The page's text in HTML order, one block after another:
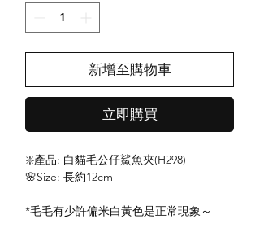
新增至購物車
立即購買
❇️產品: 白貓毛公仔鯊魚夾(H298)
🌸Size: 長約12cm
*毛毛有少許偏米白黃色是正常現象～